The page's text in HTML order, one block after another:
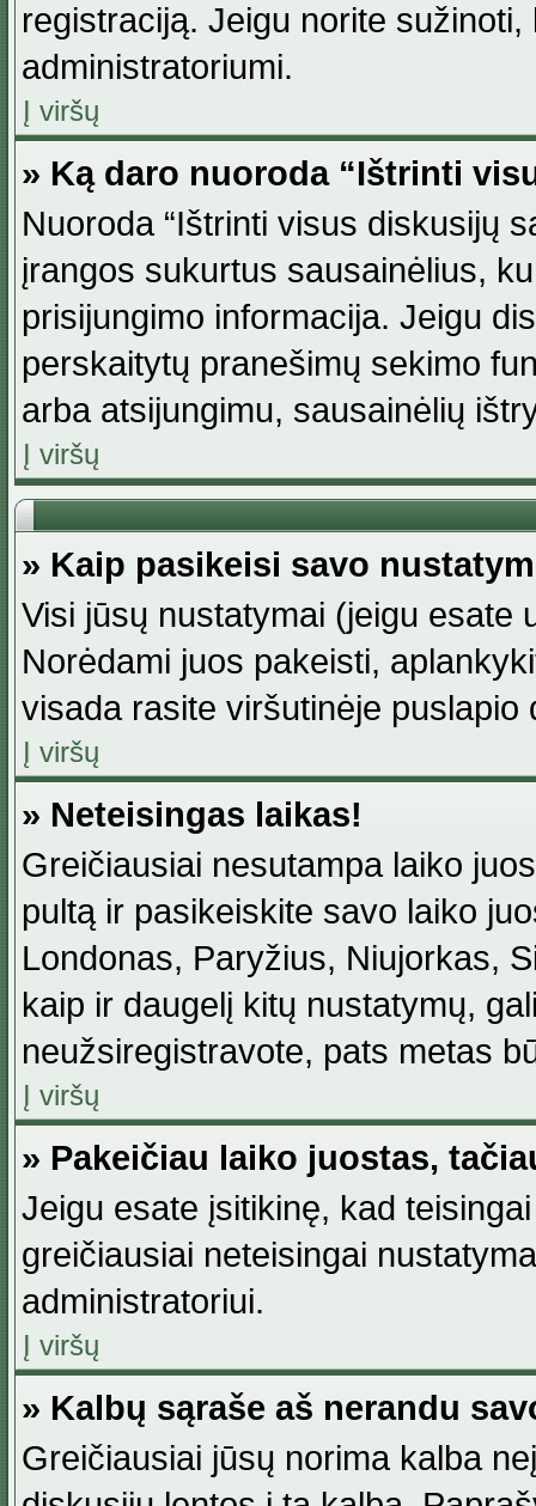
registraciją. Jeigu norite
administratoriumi.
Į viršų
» Ką daro nuoroda “Ištrinti
Nuoroda “Ištrinti visus diskusijų
įrangos sukurtus sausainėlius,
prisijungimo informacija. Jeigu
perskaitytų pranešimų sekimo
arba atsijungimu, sausainėlių
Į viršų
» Kaip pasikeisi savo
Visi jūsų nustatymai (jeigu esate
Norėdami juos pakeisti,
visada rasite viršutinėje
Į viršų
» Neteisingas laikas!
Greičiausiai nesutampa laiko
pultą ir pasikeiskite savo laiko
Londonas, Paryžius, Niujorkas,
kaip ir daugelį kitų nustatymų,
neužsiregistravote, pats metas
Į viršų
» Pakeičiau laiko juostas,
Jeigu esate įsitikinę, kad
greičiausiai neteisingai
administratoriui.
Į viršų
» Kalbų sąraše aš nerandu
Greičiausiai jūsų norima kalba